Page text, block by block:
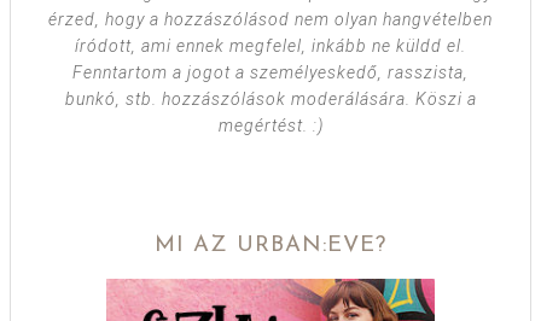
érzed, hogy a hozzászólásod nem olyan hangvételben
íródott, ami ennek megfelel, inkább ne küldd el.
Fenntartom a jogot a személyeskedő, rasszista,
bunkó, stb. hozzászólások moderálására. Köszi a
megértést. :)
MI AZ URBAN:EVE?